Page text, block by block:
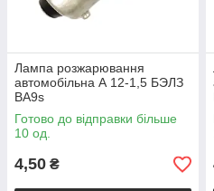
Лампа розжарювання
автомобільна А 12-1,5 БЭЛЗ
BA9s
Готово до відправки більше
10 од.
4,50 ₴